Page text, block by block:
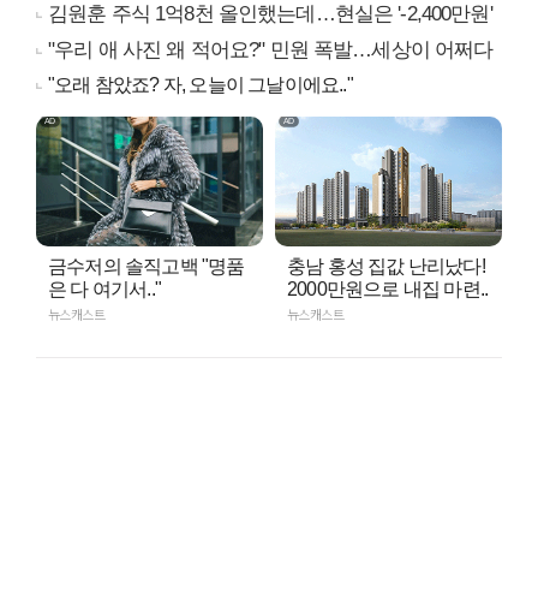
김원훈 주식 1억8천 올인했는데…현실은 '-2,400만원'
"우리 애 사진 왜 적어요?" 민원 폭발…세상이 어쩌다
"오래 참았죠? 자, 오늘이 그날이에요.."
금수저의 솔직고백 "명품
은 다 여기서.."
뉴스캐스트
충남 홍성 집값 난리났다!
2000만원으로 내집 마련..
뉴스캐스트